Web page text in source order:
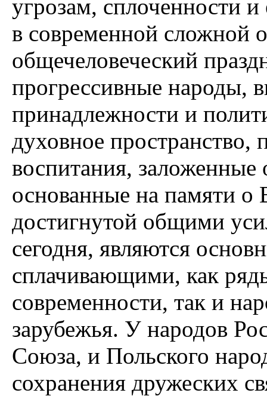
угрозам, сплоченности и
в современной сложной
общечеловеческий
прогрессивные народы,
принадлежности и
духовное
воспитания,
основанные на памяти
достигнутой общими
сегодня, являются
сплачивающими, как
современности, так и
зарубежья. У народов
Союза, и Польского
сохранения дружеских